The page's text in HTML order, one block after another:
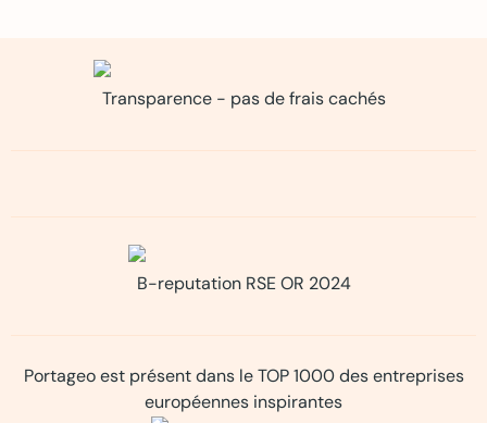
Transparence - pas de frais cachés
B-reputation RSE OR 2024
Portageo est présent dans le TOP 1000 des entreprises
européennes inspirantes